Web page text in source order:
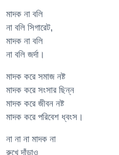
মাদক না বলি
না বলি সিগারেট,
মাদক না বলি
না বলি জর্দা।
মাদক করে সমাজ নষ্ট
মাদক করে সংসার ছিন্ন
মাদক করে জীবন নষ্ট
মাদক করে পরিবেশ ধ্বংস।
না না না মাদক না
রুখে দাঁড়াও